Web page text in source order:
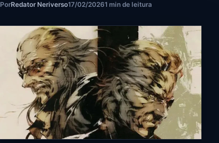
PorRedator Neriverso17/02/20261 min de leitura